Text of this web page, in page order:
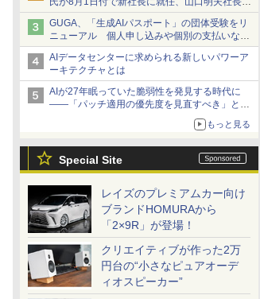
会長へ
GUGA、「生成AIパスポート」の団体受験をリ
ニューアル 個人申し込みや個別の支払いなど
に対応
AIデータセンターに求められる新しいパワーア
ーキテクチャとは
AIが27年眠っていた脆弱性を発見する時代に
――「パッチ適用の優先度を見直すべき」とセ
もっと見る
Special Site
レイズのプレミアムカー向け
ブランドHOMURAから
「2×9R」が登場！
クリエイティブが作った2万
円台の“小さなピュアオーデ
ィオスピーカー”